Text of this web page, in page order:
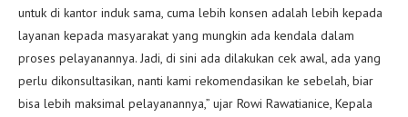
untuk di kantor induk sama, cuma lebih konsen adalah lebih kepada
layanan kepada masyarakat yang mungkin ada kendala dalam
proses pelayanannya. Jadi, di sini ada dilakukan cek awal, ada yang
perlu dikonsultasikan, nanti kami rekomendasikan ke sebelah, biar
bisa lebih maksimal pelayanannya,” ujar Rowi Rawatianice, Kepala